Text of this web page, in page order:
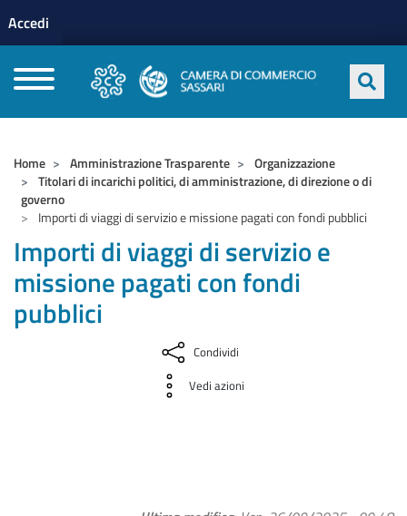
profilo utente
Accedi
Home Amministrazione Trasparente
Organizzazione
Titolari di incarichi politici, di amministrazione, di direzione o di
governo
Importi di viaggi di servizio e missione pagati con fondi pubblici
Importi di viaggi di servizio e
missione pagati con fondi
pubblici
Condividi
Vedi azioni